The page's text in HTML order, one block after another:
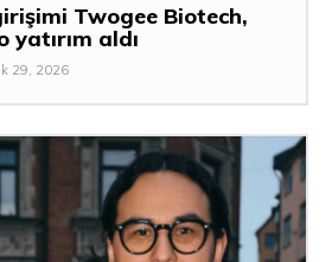
Twogee Biotech,
yatırım aldı
29, 2026